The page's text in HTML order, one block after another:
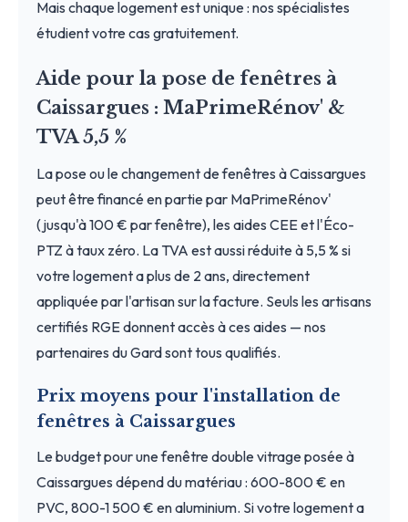
Mais chaque logement est unique : nos spécialistes
étudient votre cas gratuitement.
Aide pour la pose de fenêtres à
Caissargues : MaPrimeRénov' &
TVA 5,5 %
La pose ou le changement de fenêtres à Caissargues
peut être financé en partie par MaPrimeRénov'
(jusqu'à 100 € par fenêtre), les aides CEE et l'Éco-
PTZ à taux zéro. La TVA est aussi réduite à 5,5 % si
votre logement a plus de 2 ans, directement
appliquée par l'artisan sur la facture. Seuls les artisans
certifiés RGE donnent accès à ces aides — nos
partenaires du Gard sont tous qualifiés.
Prix moyens pour l'installation de
fenêtres à Caissargues
Le budget pour une fenêtre double vitrage posée à
Caissargues dépend du matériau : 600-800 € en
PVC, 800-1 500 € en aluminium. Si votre logement a